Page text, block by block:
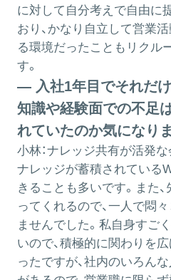
に対して自分考えで自由に
おり、かなり自立して営業
る環境だったこともリクル
す。
― 入社1年目でそれだけ
知識や経験面での不足
れていたのか気になりま
小林：ナレッジ共有が活発な
ナレッジが蓄積されている
きることも多いです。また
ってくれるので、一人で悶
ませんでした。私自身すご
いので、積極的に関わりを
ったですが、社内のいろん